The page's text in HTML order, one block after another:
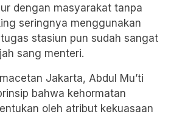
dengan masyarakat tanpa
seringnya menggunakan
stasiun pun sudah sangat
sang menteri.
Jakarta, Abdul Mu’ti
bahwa kehormatan
oleh atribut kekuasaan